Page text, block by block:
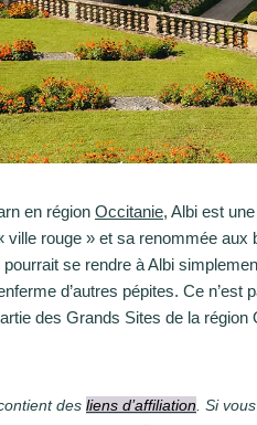
en région Occitanie, Albi est
ville rouge » et sa renommée
se rendre à Albi
d’autres pépites. Ce
des Grands Sites de la région
des liens d’affiliation . Si